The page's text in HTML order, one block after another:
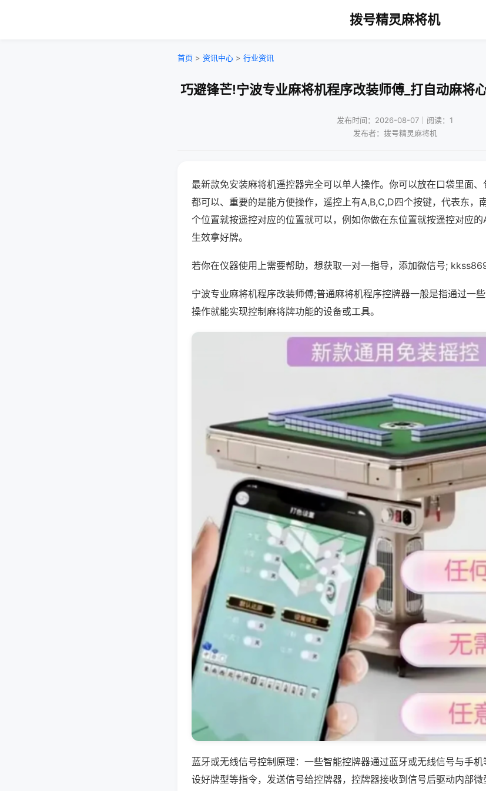
拨号精灵麻将机
首页 > 资讯中心 > 行业资讯
巧避锋芒!宁波专业麻将机程序改装师傅_打自动麻将
发布时间：2026-08-07｜阅读：1
发布者：拨号精灵麻将机
最新款免安装麻将机遥控器完全可以单人操作。你可以放在口袋里面
都可以、重要的是能方便操作，遥控上有A,B,C,D四个按键，代表东，
个位置就按遥控对应的位置就可以，例如你做在东位置就按遥控对应
生效拿好牌。
若你在仪器使用上需要帮助，想获取一对一指导，添加微信号;
宁波专业麻将机程序改装师傅;普通麻将机程序控牌器一般是指通过一
操作就能实现控制麻将牌功能的设备或工具。
蓝牙或无线信号控制原理：一些智能控牌器通过蓝牙或无线信号与手
设好牌型等指令，发送信号给控牌器，控牌器接收到信号后驱动内部